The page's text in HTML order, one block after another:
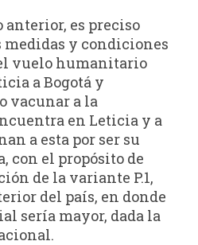
anterior, es preciso
medidas y condiciones
vuelo humanitario
a Bogotá y
vacunar a la
en Leticia y a
a esta por ser su
con el propósito de
de la variante P.1,
del país, en donde
sería mayor, dada la